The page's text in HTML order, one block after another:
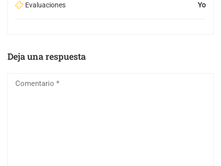
Evaluaciones Yo
Deja una respuesta